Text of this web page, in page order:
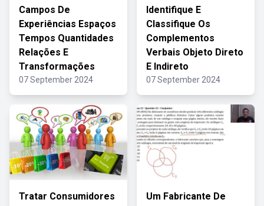
Campos De
Experiências Espaços
Tempos Quantidades
Relações E
Transformações
07 September 2024
Identifique E
Classifique Os
Complementos
Verbais Objeto Direto
E Indireto
07 September 2024
Tratar Consumidores
Um Fabricante De